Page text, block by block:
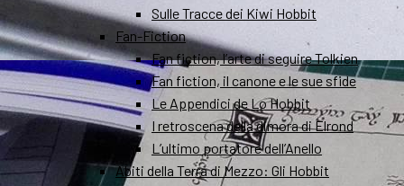
Sulle Tracce dei Kiwi Hobbit
Fan-Fiction
Fan fiction, l’arte di seguire Tolkien
Fan fiction, il canone e le sue sfide
Le Appendici de Lo Hobbit
I retroscena della dimora di Elrond
L’ultimo portatore dell’Anello
Abiti della Terra di Mezzo: Gli Hobbit